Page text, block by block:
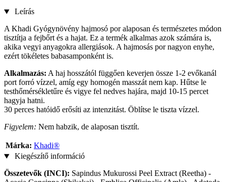
Leírás
A Khadi Gyógynövény hajmosó por alaposan és természetes módon
tisztítja a fejbőrt és a hajat. Ez a termék alkalmas azok számára is,
akika vegyi anyagokra allergiások. A hajmosás por nagyon enyhe,
ezért tökéletes babasamponként is.
Alkalmazás: A haj hosszától függően keverjen össze 1-2 evőkanál
port forró vízzel, amíg egy homogén masszát nem kap. Hűtse le
testhőmérsékletűre és vigye fel nedves hajára, majd 10-15 percet
hagyja hatni.
30 perces hatóidő erősíti az intenzitást. Öblítse le tiszta vízzel.
Figyelem: Nem habzik, de alaposan tisztít.
Márka: Khadi®
Kiegészítő információ
Összetevők (INCI): Sapindus Mukurossi Peel Extract (Reetha) -